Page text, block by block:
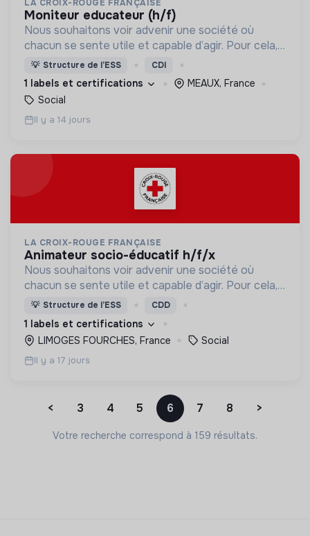
LA CROIX-ROUGE FRANÇAISE
moniteur educateur (h/f)
Nous souhaitons voir advenir une société où
chacun se sente utile et capable d’agir. Pour cela,
nous proposons des moyens et des lieux
d’engagement innovants et adaptés à tous.
💡 Structure de l’ESS CDI
1 labels et certifications
MEAUX, France
Social
Il y a 14 jours
LA CROIX-ROUGE FRANÇAISE
animateur socio-éducatif h/f/x
Nous souhaitons voir advenir une société où
chacun se sente utile et capable d’agir. Pour cela,
nous proposons des moyens et des lieux
d’engagement innovants et adaptés à tous.
💡 Structure de l’ESS CDD
1 labels et certifications
LIMOGES FOURCHES, France
Social
Il y a 17 jours
< 3 4 5 6 7 8 >
Votre recherche correspond à 159 résultats.